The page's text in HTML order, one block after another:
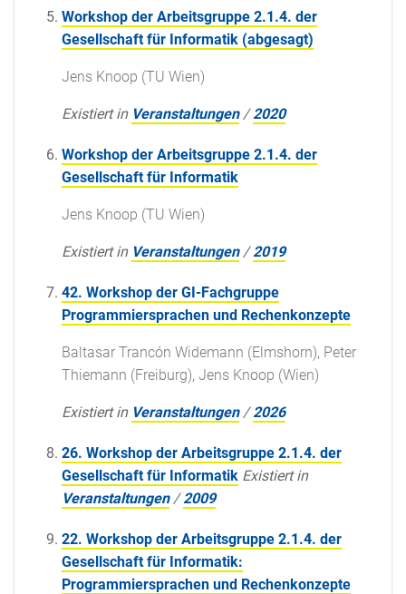
Workshop der Arbeitsgruppe 2.1.4. der
Gesellschaft für Informatik (abgesagt)
Jens Knoop (TU Wien)
Existiert in Veranstaltungen /2020
Workshop der Arbeitsgruppe 2.1.4. der
Gesellschaft für Informatik
Jens Knoop (TU Wien)
Existiert in Veranstaltungen /2019
42. Workshop der GI-Fachgruppe
Programmiersprachen und Rechenkonzepte
Baltasar Trancón Widemann (Elmshorn), Peter
Thiemann (Freiburg), Jens Knoop (Wien)
Existiert in Veranstaltungen /2026
26. Workshop der Arbeitsgruppe 2.1.4. der
Gesellschaft für Informatik Existiert in
Veranstaltungen /2009
22. Workshop der Arbeitsgruppe 2.1.4. der
Gesellschaft für Informatik:
Programmiersprachen und Rechenkonzepte